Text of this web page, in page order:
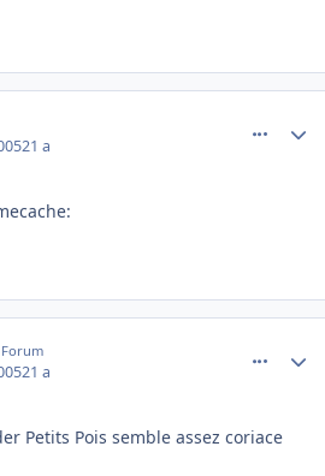
21 a
21 a
Petits Pois semble assez coriace